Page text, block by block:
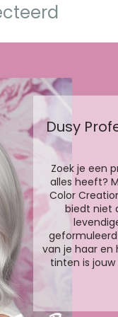
Dusy
Zoek je een
alles heeft?
Color
biedt niet
van je haar en
tinten is